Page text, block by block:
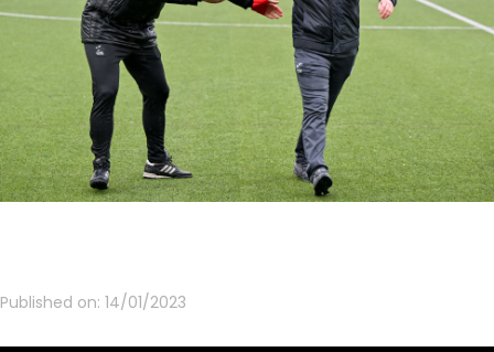
Published on: 14/01/2023